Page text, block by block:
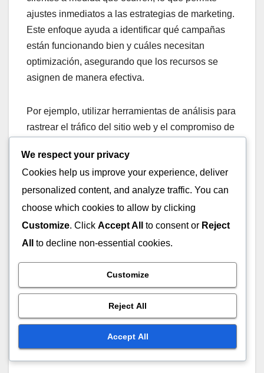
ajustes inmediatos a las estrategias de marketing.
Este enfoque ayuda a identificar qué campañas
están funcionando bien y cuáles necesitan
optimización, asegurando que los recursos se
asignen de manera efectiva.
Por ejemplo, utilizar herramientas de análisis para
rastrear el tráfico del sitio web y el compromiso de
preferencias de los clientes. Las empresas deben
implementar paneles que proporcionen
información instantánea, lo que permite una toma
de decisiones rápida para capitalizar
oportunidades emergentes.
We respect your privacy
Cookies help us improve your experience, deliver
personalized content, and analyze traffic. You can
choose which cookies to allow by clicking
Customize. Click Accept All to consent or Reject
All
to decline non-essential cookies.
Customize
Reject All
Accept All